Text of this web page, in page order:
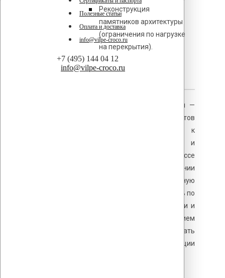
Полезные статьи
Оплата и доставка
info@vilpe-croco.ru
+7 (495) 144 04 12
info@vilpe-croco.ru
Реконструкция
памятников архитектуры
(ограничения по нагрузке
на перекрытия).
Алюминиевые прижимные рейки —
оптимальное решение для объектов
с повышенными требованиями к
коррозионной стойкости и
ограничениями по массе
конструкций. При проектировании
необходимо учитывать пониженную
(на 30–40%) несущую способность по
сравнению со стальными рейками и
компенсировать её увеличением
толщины, а также предусматривать
мероприятия по компенсации